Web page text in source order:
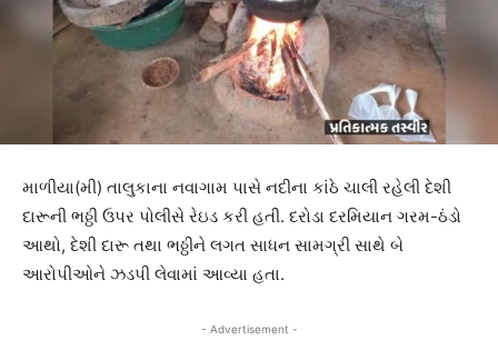
માળીયા(મી) તાલુકાના નવાગામ પાસે નદીના કાંઠે ચાલી રહેલી દેશી
દારૂની ભઠ્ઠી ઉપર પોલીસે રેઇડ કરી હતી. દરોડા દરમિયાન ગરમ-ઠંડો
આથો, દેશી દારૂ તથા ભઠ્ઠીને લગત સાધન સામગ્રી સાથે બે
આરોપીઓને ઝડપી લેવામાં આવ્યા હતા.
- Advertisement -